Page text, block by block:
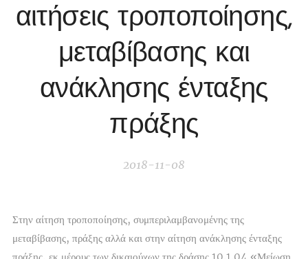
αιτήσεις τροποποίησης,
μεταβίβασης και
ανάκλησης ένταξης
πράξης
2018-11-08
Στην αίτηση τροποποίησης, συμπεριλαμβανομένης της
μεταβίβασης, πράξης αλλά και στην αίτηση ανάκλησης ένταξης